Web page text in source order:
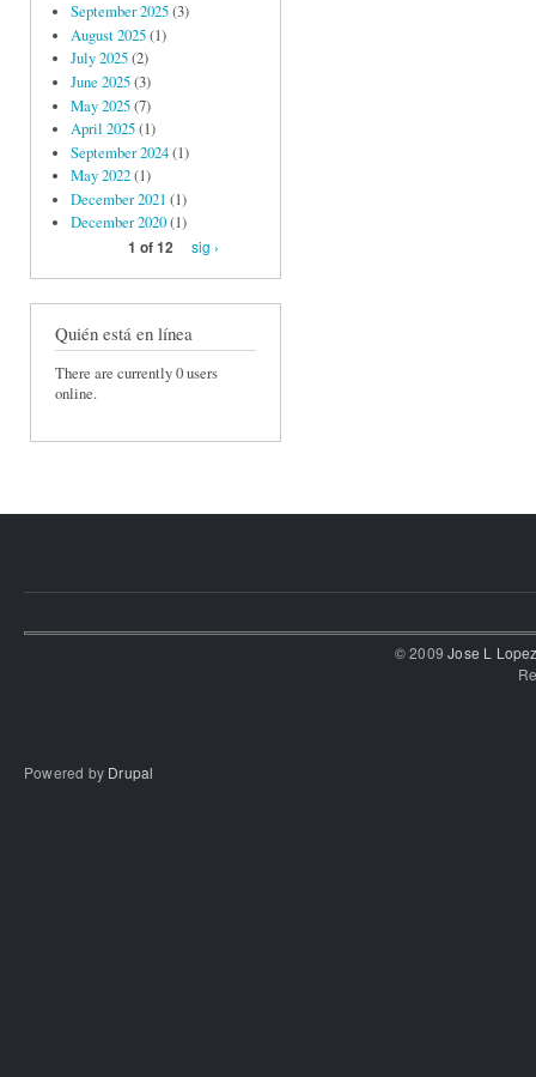
September 2025(3)
August 2025(1)
July 2025(2)
June 2025(3)
May 2025(7)
April 2025(1)
September 2024(1)
May 2022(1)
December 2021 (1)
December 2020(1)
1 of 12
sig ›
Quién está en línea
There are currently 0 users
online.
© 2009Jose L
Powered by Drupal